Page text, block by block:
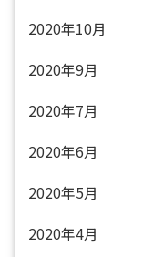
2020年10月
2020年9月
2020年7月
2020年6月
2020年5月
2020年4月